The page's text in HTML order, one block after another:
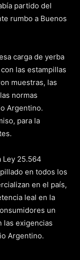
partido del
rumbo a Buenos
carga de yerba
las estampillas
muestras, las
normas
Argentino.
para la
Ley 25.564
en todos los
en el país,
leal en la
un
las exigencias
Argentino.